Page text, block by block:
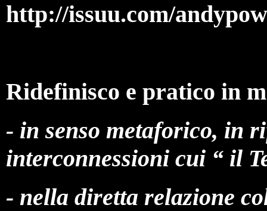
http://issuu.com/
Ridefinisco e pratico in
- in senso metaforico, in
interconnessioni cui “ il
- nella diretta relazione